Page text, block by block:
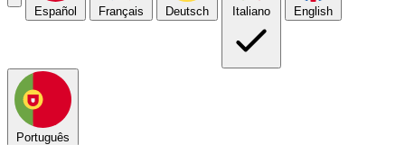
Español Français Deutsch Italiano English
Português